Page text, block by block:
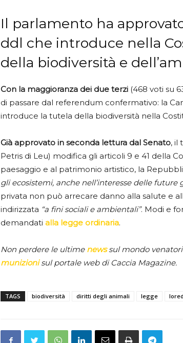
Il parlamento ha
ddl che introduce nella
della biodiversità e
Con la maggioranza dei due terzi (468 voti su
di passare dal referendum confermativo: la
introduce la tutela della biodiversità nella
Già approvato in seconda lettura dal Senato, il
Petris di Leu) modifica gli articoli 9 e 41 della
paesaggio e al patrimonio artistico, la
gli ecosistemi, anche nell’interesse delle future
privata non può arrecare danno alla salute e
indirizzata “a fini sociali e ambientali”. Modi e
demandati alla legge ordinaria.
Non perdere le ultime newssul mondo
munizionisul portale web di Caccia Magazine.
TAGS biodiversità diritti degli animali legge